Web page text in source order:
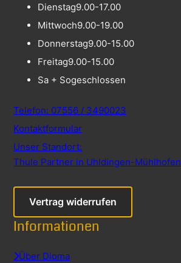
Dienstag9.00-17.00
Mittwoch9.00-19.00
Donnerstag9.00-15.00
Freitag9.00-15.00
Sa + Sogeschlossen
Telefon: 07556 / 3490023
Kontaktformular
Unser Standort:
Thule Partner in Uhldingen-Mühlhofen
Vertrag widerrufen
Informationen
Über Dioma